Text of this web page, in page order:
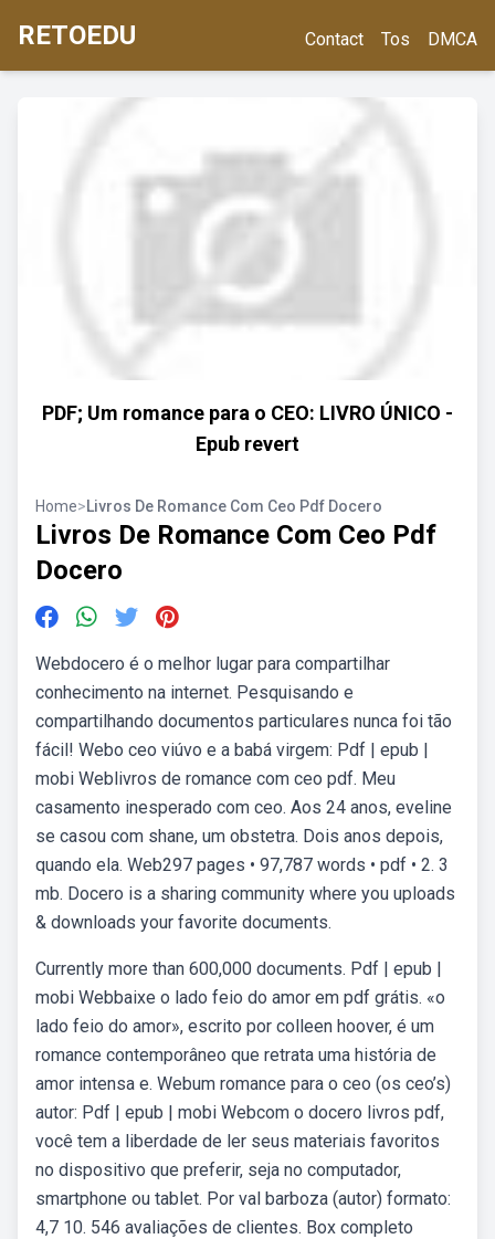
RETOEDU Contact Tos DMCA
PDF; Um romance para o CEO: LIVRO ÚNICO -
Epub revert
Home>Livros De Romance Com Ceo Pdf Docero
Livros De Romance Com Ceo Pdf
Docero
Webdocero é o melhor lugar para compartilhar
conhecimento na internet. Pesquisando e
compartilhando documentos particulares nunca foi tão
fácil! Webo ceo viúvo e a babá virgem: Pdf | epub |
mobi Weblivros de romance com ceo pdf. Meu
casamento inesperado com ceo. Aos 24 anos, eveline
se casou com shane, um obstetra. Dois anos depois,
quando ela. Web297 pages • 97,787 words • pdf • 2. 3
mb. Docero is a sharing community where you uploads
& downloads your favorite documents.
Currently more than 600,000 documents. Pdf | epub |
mobi Webbaixe o lado feio do amor em pdf grátis. «o
lado feio do amor», escrito por colleen hoover, é um
romance contemporâneo que retrata uma história de
amor intensa e. Webum romance para o ceo (os ceo’s)
autor: Pdf | epub | mobi Webcom o docero livros pdf,
você tem a liberdade de ler seus materiais favoritos
no dispositivo que preferir, seja no computador,
smartphone ou tablet. Por val barboza (autor) formato:
4,7 10. 546 avaliações de clientes. Box completo